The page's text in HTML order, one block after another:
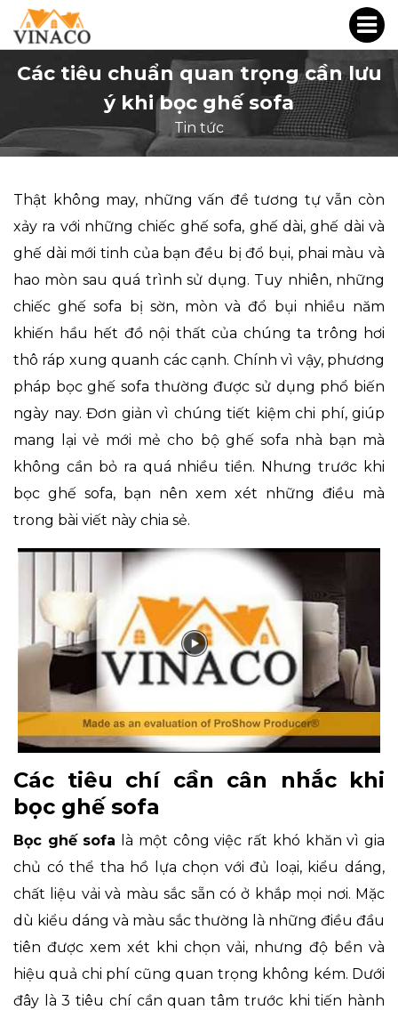
Các tiêu chuẩn quan trọng cần lưu
ý khi bọc ghế sofa
Tin tức
Thật không may, những vấn đề tương tự vẫn còn
xảy ra với những chiếc ghế sofa, ghế dài, ghế dài và
ghế dài mới tinh của bạn đều bị đổ bụi, phai màu và
hao mòn sau quá trình sử dụng. Tuy nhiên, những
chiếc ghế sofa bị sờn, mòn và đổ bụi nhiều năm
khiến hầu hết đồ nội thất của chúng ta trông hơi
thô ráp xung quanh các cạnh. Chính vì vậy, phương
pháp bọc ghế sofa thường được sử dụng phổ biến
ngày nay. Đơn giản vì chúng tiết kiệm chi phí, giúp
mang lại vẻ mới mẻ cho bộ ghế sofa nhà bạn mà
không cần bỏ ra quá nhiều tiền. Nhưng trước khi
bọc ghế sofa, bạn nên xem xét những điều mà
trong bài viết này chia sẻ.
Các tiêu chí cần cân nhắc khi
bọc ghế sofa
Bọc ghế sofa là một công việc rất khó khăn vì gia
chủ có thể tha hồ lựa chọn với đủ loại, kiểu dáng,
chất liệu vải và màu sắc sẵn có ở khắp mọi nơi. Mặc
dù kiểu dáng và màu sắc thường là những điều đầu
tiên được xem xét khi chọn vải, nhưng độ bền và
hiệu quả chi phí cũng quan trọng không kém. Dưới
đây là 3 tiêu chí cần quan tâm trước khi tiến hành